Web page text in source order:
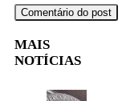
MAIS
NOTÍCIAS